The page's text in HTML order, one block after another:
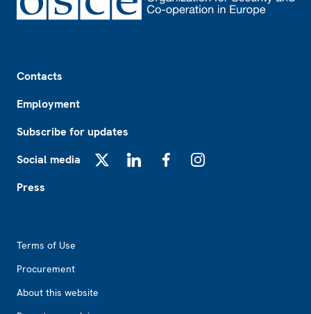
Contacts
Employment
Subscribe for updates
Social media
Press
Terms of Use
Procurement
About this website